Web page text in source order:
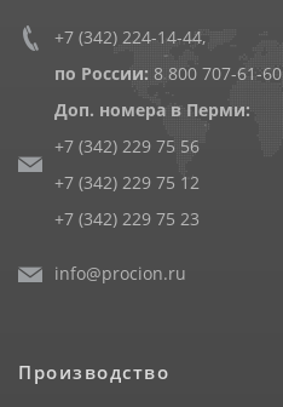
+7 (342) 224-14-44,
по России: 8 800 707-61-60
Доп. номера в Перми:
+7 (342) 229 75 56
+7 (342) 229 75 12
+7 (342) 229 75 23
info@procion.ru
Производство